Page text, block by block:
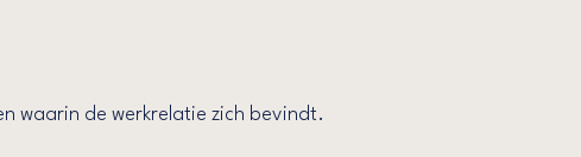
waarin de werkrelatie zich bevindt.